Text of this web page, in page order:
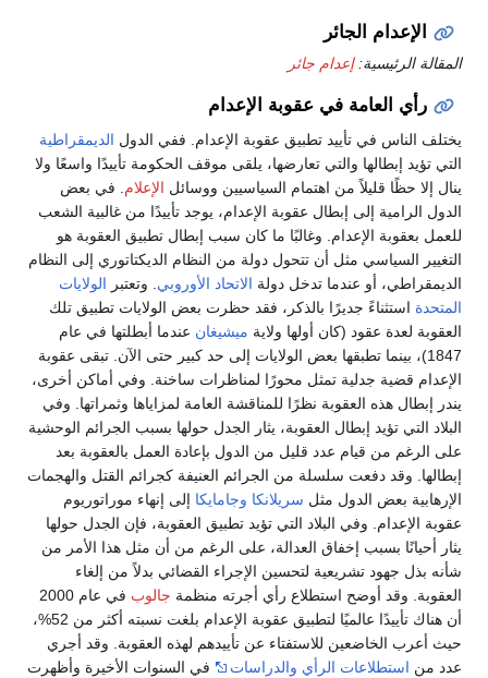
الإعدام الجائر
المقالة الرئيسية:إعدام جائر
رأي العامة في عقوبة الإعدام
يختلف الناس في تأييد تطبيق عقوبة الإعدام. ففي الدول الديمقراطية
التي تؤيد إبطالها والتي تعارضها، يلقى موقف الحكومة تأييدًا واسعًا ولا
ينال إلا حظًا قليلاً من اهتمام السياسيين ووسائل الإعلام. في بعض
الدول الرامية إلى إبطال عقوبة الإعدام، يوجد تأييدًا من غالبية الشعب
للعمل بعقوبة الإعدام. وغالبًا ما كان سبب إبطال تطبيق العقوبة هو
التغيير السياسي مثل أن تتحول دولة من النظام الديكتاتوري إلى النظام
الديمقراطي، أو عندما تدخل دولة الاتحاد الأوروبي. وتعتبر الولايات
المتحدة استثناءً جديرًا بالذكر، فقد حظرت بعض الولايات تطبيق تلك
العقوبة لعدة عقود (كان أولها ولاية ميشيغان عندما أبطلتها في عام
1847)، بينما تطبقها بعض الولايات إلى حد كبير حتى الآن. تبقى عقوبة
الإعدام قضية جدلية تمثل محورًا لمناظرات ساخنة. وفي أماكن أخرى،
يندر إبطال هذه العقوبة نظرًا للمناقشة العامة لمزاياها وثمراتها. وفي
البلاد التي تؤيد إبطال العقوبة، يثار الجدل حولها بسبب الجرائم الوحشية
على الرغم من قيام عدد قليل من الدول بإعادة العمل بالعقوبة بعد
إبطالها. وقد دفعت سلسلة من الجرائم العنيفة كجرائم القتل والهجمات
الإرهابية بعض الدول مثل سريلانكا وجامايكا إلى إنهاء موراتوريوم
عقوبة الإعدام. وفي البلاد التي تؤيد تطبيق العقوبة، فإن الجدل حولها
يثار أحيانًا بسبب إخفاق العدالة، على الرغم من أن مثل هذا الأمر من
شأنه بذل جهود تشريعية لتحسين الإجراء القضائي بدلاً من إلغاء
العقوبة. وقد أوضح استطلاع رأي أجرته منظمة جالوب
في عام 2000
أن هناك تأييدًا عالميًا لتطبيق عقوبة الإعدام بلغت نسبته أكثر من 52%،
حيث أعرب الخاضعين للاستفتاء عن تأييدهم لهذه العقوبة. وقد أجري
عدد من استطلاعات الرأي والدراسات
في السنوات الأخيرة وأظهرت